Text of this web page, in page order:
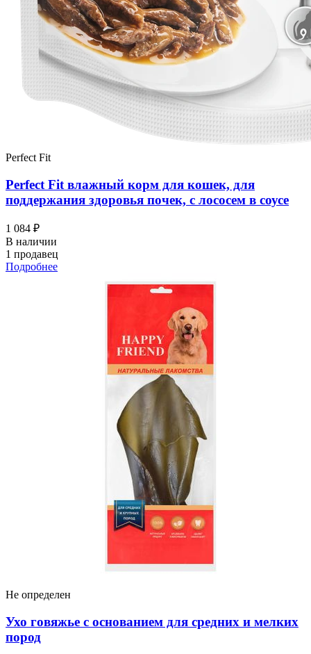
Perfect Fit
Perfect Fit влажный корм для кошек, для
поддержания здоровья почек, с лососем в соусе
1 084 ₽
В наличии
1 продавец
Подробнее
Не определен
Ухо говяжье с основанием для средних и мелких
пород